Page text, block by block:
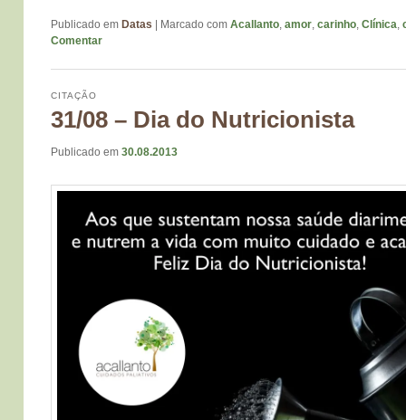
Publicado em Datas Marcado com Acallanto, amor, carinho, Clínica,
Comentar
31/08 – Dia do Nutricionista
CITAÇÃO
Publicado em 30.08.2013